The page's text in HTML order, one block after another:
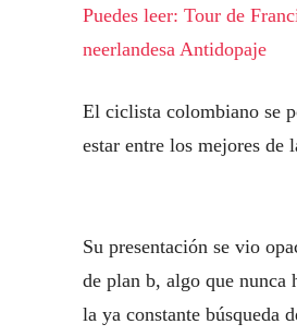
Puedes leer: Tour de
neerlandesa Antidopaje
El ciclista colombiano se
estar entre los mejores de
Su presentación se vio
de plan b, algo que nunca
la ya constante búsqueda